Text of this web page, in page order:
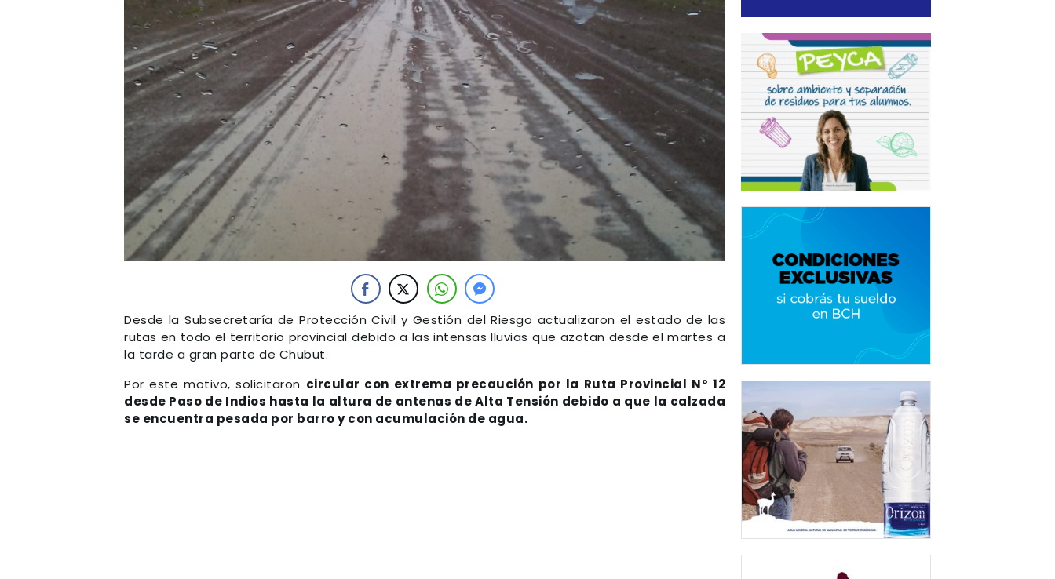
Desde la Subsecretaría de Protección Civil y Gestión del Riesgo actualizaron el estado de las
rutas en todo el territorio provincial debido a las intensas lluvias que azotan desde el martes a
la tarde a gran parte de Chubut.
Por este motivo, solicitaron circular con extrema precaución por la Ruta Provincial N° 12
desde Paso de Indios hasta la altura de antenas de Alta Tensión debido a que la calzada
se encuentra pesada por barro y con acumulación de agua.